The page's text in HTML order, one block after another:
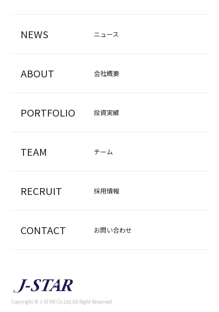
NEWS ニュース
ABOUT 会社概要
PORTFOLIO 投資実績
TEAM チーム
RECRUIT 採用情報
CONTACT お問い合わせ
Copyright © J-STAR Co.Ltd,All Right Reserved.